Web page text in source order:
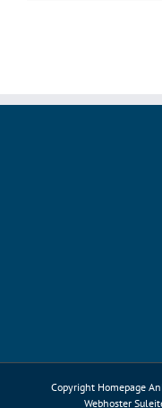
Copyright Homepage
Webhoster